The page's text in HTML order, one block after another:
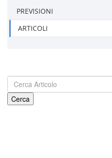
PREVISIONI
ARTICOLI